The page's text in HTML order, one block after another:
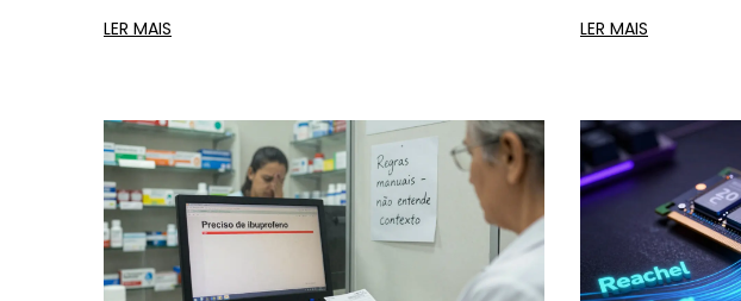
privacidade e conformidade legal sem perder
LER MAIS
com até 60%
LER MAIS